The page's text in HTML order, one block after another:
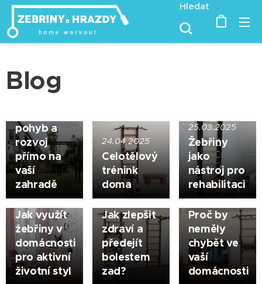
Hledat
Blog
07.05.2025
Zahradní
pohyb a
rozvoj
přímo na
vaší
zahradě
24.04.2025
Celotělový
trénink
doma
25.03.2025
Žebřiny
jako
nástroj pro
rehabilitaci
05.03.2025
Jak využít
žebřiny v
domácnosti
pro aktivní
životní styl
29.01.2025
Žebřiny
pro lidi se
sedavým
zaměstnáním:
Jak zlepšit
zdraví a
předejít
bolestem
zad?
14.01.2025
Výhody
cvičení na
žebřinách:
Proč by
neměly
chybět ve
vaší
domácnosti
01.01.2025
Nový rok,